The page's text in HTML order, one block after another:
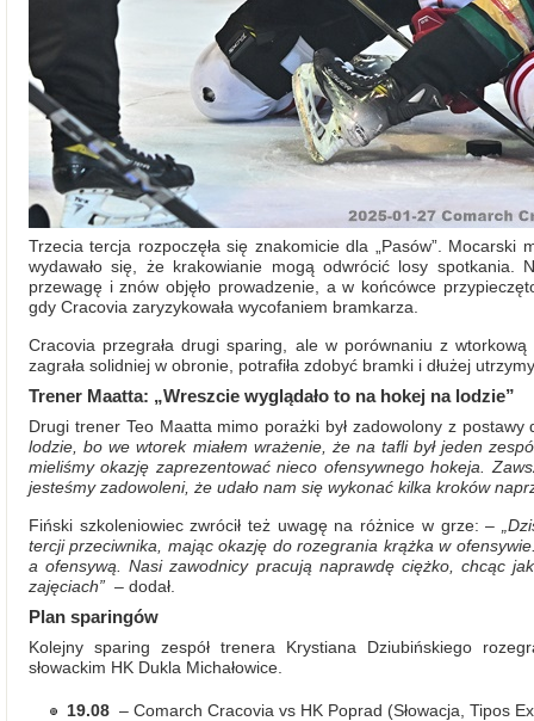
Trzecia tercja rozpoczęła się znakomicie dla „Pasów”. Mocarski
wydawało się, że krakowianie mogą odwrócić losy spotkania.
przewagę i znów objęło prowadzenie, a w końcówce
gdy Cracovia zaryzykowała wycofaniem bramkarza.
Cracovia przegrała drugi sparing, ale w porównaniu z
zagrała solidniej w obronie, potrafiła zdobyć bramki i dłużej
Trener Maatta: „Wreszcie wyglądało to na hokej na lodzie”
Drugi trener Teo Maatta mimo porażki był zadowolony z
lodzie, bo we wtorek miałem wrażenie, że na tafli był jeden
mieliśmy okazję zaprezentować nieco ofensywnego hokeja.
jesteśmy zadowoleni, że udało nam się wykonać kilka kroków
Fiński szkoleniowiec zwrócił też uwagę na różnice w grze: –
tercji przeciwnika, mając okazję do rozegrania krążka w
a ofensywą. Nasi zawodnicy pracują naprawdę ciężko, chcąc
zajęciach” – dodał.
Plan sparingów
Kolejny sparing zespół trenera Krystiana Dziubińskiego
słowackim HK Dukla Michałowice.
19.08– Comarch Cracovia vs HK Poprad (Słowacja, Tipos